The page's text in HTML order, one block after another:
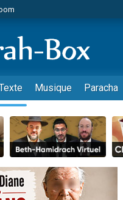
Rivka, 6 enfants, victime de
de Vacances Pour les
Musique Paracha